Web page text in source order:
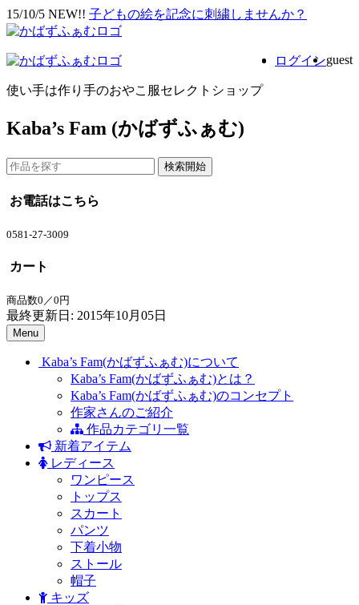
15/10/5 NEW!! 子どもの絵を記念に刺繍しませんか？
guest
ログイン
使い手は作り手のおやこ服セレクトショップ
Kaba’s Fam (かばずふぁむ)
お電話はこちら
0581-27-3009
カート
商品数0／0円
最終更新日: 2015年10月05日
Menu
Kaba’s Fam(かばずふぁむ)について
Kaba’s Fam(かばずふぁむ)とは？
Kaba’s Fam(かばずふぁむ)のコンセプト
作家さんのご紹介
作品カテゴリ一覧
新着アイテム
レディース
ワンピース
トップス
スカート
パンツ
下着小物
ストール
帽子
キッズ